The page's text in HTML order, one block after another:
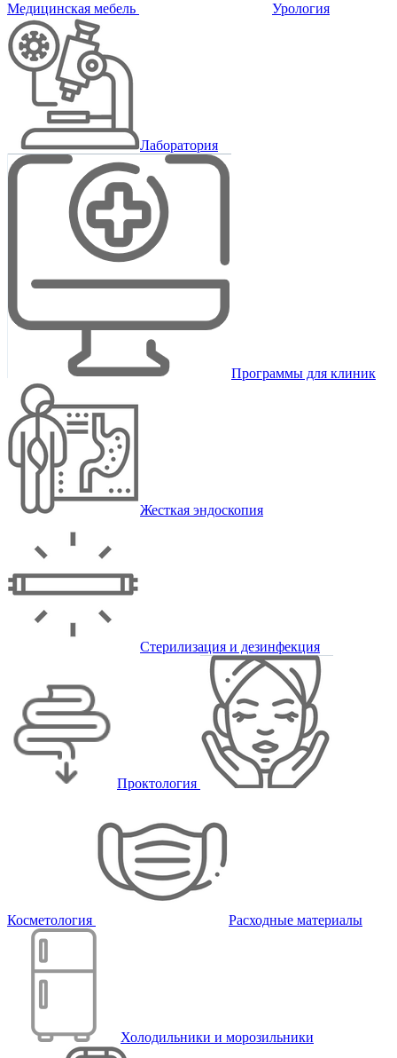
Медицинская мебель Урология
Лаборатория
Программы для клиник
Жесткая эндоскопия
Стерилизация и дезинфекция
Проктология
Косметология Расходные материалы
Холодильники и морозильники